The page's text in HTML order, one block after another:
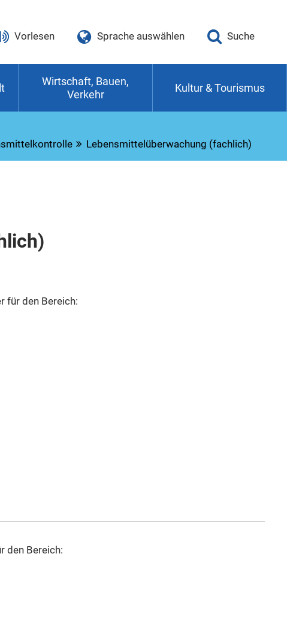
Vorlesen Sprache auswählen Suche
Wirtschaft, Bauen,
Verkehr
Kultur & Tourismus
Lebensmittelüberwachung (fachlich)
für den Bereich:
den Bereich: